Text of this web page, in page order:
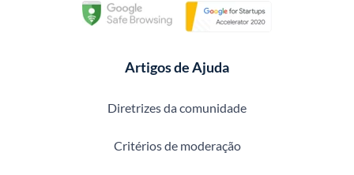
Artigos de Ajuda
Diretrizes da comunidade
Critérios de moderação